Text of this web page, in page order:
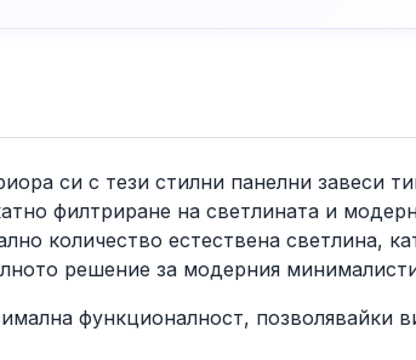
си с тези стилни панелни завеси
филтриране на светлината и
количество естествена светлина,
решение за модерния
функционалност, позволявайки